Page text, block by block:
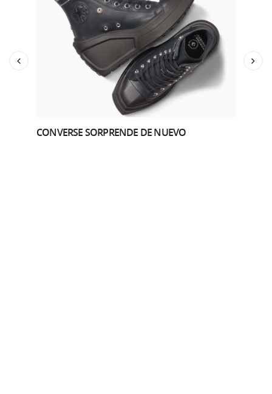
CONVERSE SORPRENDE DE NUEVO